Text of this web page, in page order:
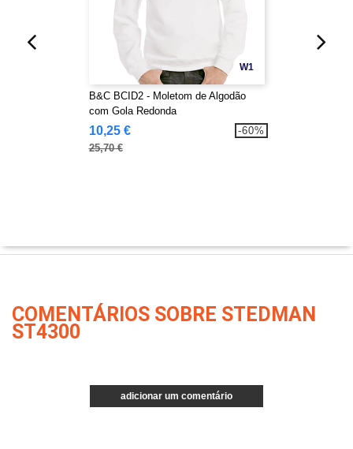
W1
B&C BCID2 - Moletom de Algodão
com Gola Redonda
10,25 €
25,70 €
-60%
COMENTÁRIOS SOBRE STEDMAN
ST4300
adicionar um comentário